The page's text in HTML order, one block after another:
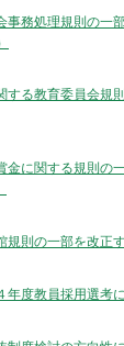
事務処理規則の一
する教育委員会規
金に関する規則の
規則の一部を改正
年度教員採用選考